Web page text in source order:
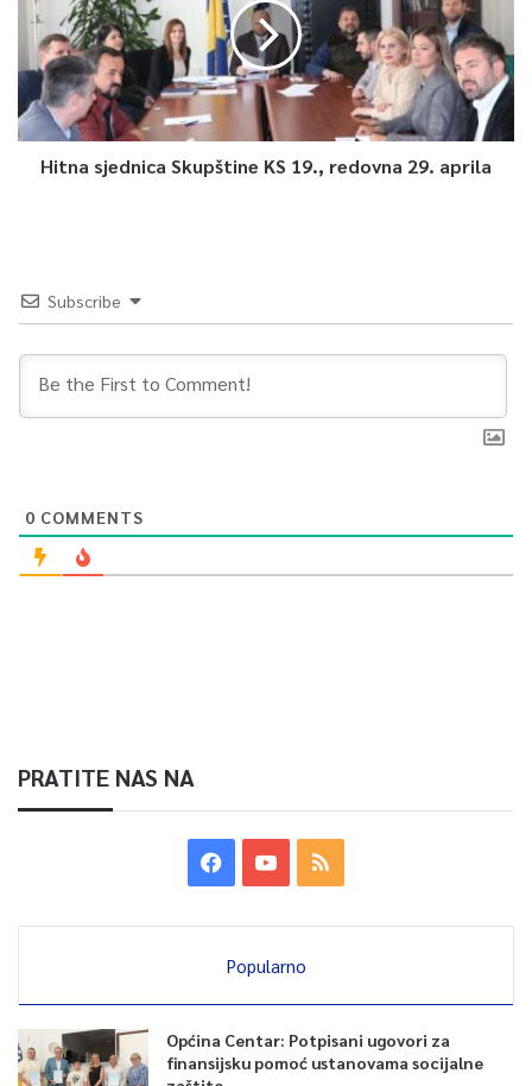
Hitna sjednica Skupštine KS 19., redovna 29. aprila
Subscribe
0 COMMENTS
PRATITE NAS NA
Popularno
Općina Centar: Potpisani ugovori za
finansijsku pomoć ustanovama socijalne